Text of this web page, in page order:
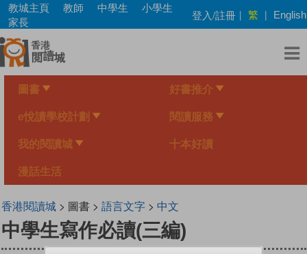
Skip
main
content
教城主頁 教師 中學生
小學生
家長
登入/註冊 | 繁 | English
圖書 好書推介
e悅讀學校計劃 閱讀服務
我的閱讀城 十本好讀
漫話生活
香港閱讀城> 圖書 > 語言文字> 中文
中學生寫作必讀(三編)